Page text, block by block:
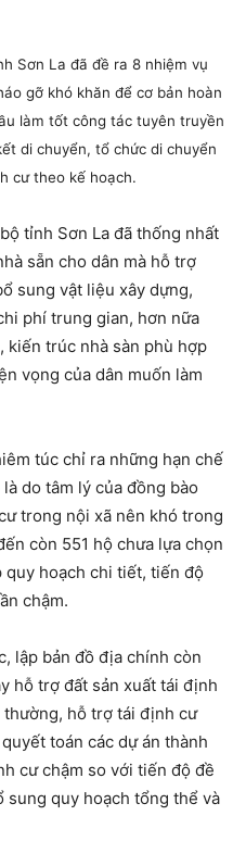
Sơn La đã đề ra 8 nhiệm vụ
gỡ khó khăn để cơ bản hoàn
làm tốt công tác tuyên truyền
di chuyển, tổ chức di chuyển
cư theo kế hoạch.
tỉnh Sơn La đã thống nhất
sẵn cho dân mà hỗ trợ
sung vật liệu xây dựng,
phí trung gian, hơn nữa
kiến trúc nhà sàn phù hợp
vọng của dân muốn làm
túc chỉ ra những hạn chế
do tâm lý của đồng bào
trong nội xã nên khó trong
còn 551 hộ chưa lựa chọn
hoạch chi tiết, tiến độ
chậm.
lập bản đồ địa chính còn
hỗ trợ đất sản xuất tái định
thường, hỗ trợ tái định cư
toán các dự án thành
cư chậm so với tiến độ đề
sung quy hoạch tổng thể và